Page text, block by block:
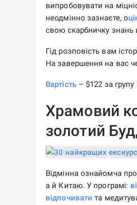
випробовувати на
неодмінно зазнаєте, о
свою скарбничку знань
Гід розповість вам
На завершення на вас
Вартість– $122 за групу
Храмовий
золотий
Відмінна ознайомча
а й Китаю. У програмі:
відпочивати та